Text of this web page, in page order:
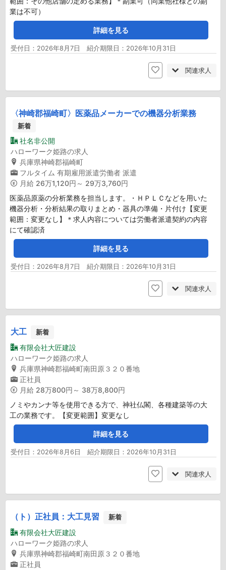
業は不可）
詳細を見る
受付日：2026年8月7日 紹介期限日：2026年10月31日
関連求人
〈神崎郡福崎町〉医薬品メーカーでの機器分析業務
新着
社名非公開
ハローワーク姫路の求人
兵庫県神崎郡福崎町
フルタイム 有期雇用派遣労働者 派遣
月給 26万1,120円～ 29万3,760円
医薬品原薬の分析業務を担当します。・ＨＰＬＣなどを用いた
機器分析・分析結果の取りまとめ・器具の準備・片付け【変更
範囲：変更なし】＊求人内容については労働者派遣契約の内容
にて確認済
詳細を見る
受付日：2026年8月7日 紹介期限日：2026年10月31日
関連求人
大工 新着
有限会社大匠建設
ハローワーク姫路の求人
兵庫県神崎郡福崎町南田原３２０番地
正社員
月給 28万800円～ 38万8,800円
ノミやカンナ等を使用できる方で、神社仏閣、各種建築等の大
工の業務です。【変更範囲】変更なし
詳細を見る
受付日：2026年8月6日 紹介期限日：2026年10月31日
関連求人
（ト）正社員：大工見習 新着
有限会社大匠建設
ハローワーク姫路の求人
兵庫県神崎郡福崎町南田原３２０番地
正社員